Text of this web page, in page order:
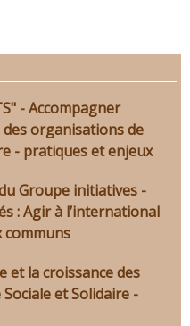
- Accompagner
des organisations de
- pratiques et enjeux
Groupe initiatives -
: Agir à l’international
communs
et la croissance des
et Solidaire -